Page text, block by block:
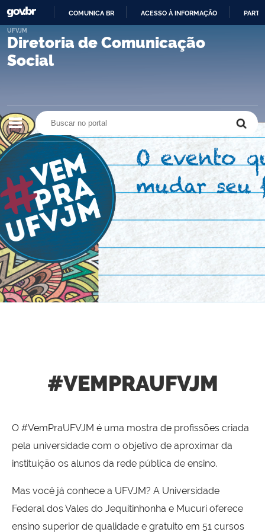
PARA
COMUNICA BR ACESSO À INFORMAÇÃO
Diretoria de Comunicação
Social
UFVJM
#VEMPRAUFVJM
O #VemPraUFVJM é uma mostra de profissões criada
pela universidade com o objetivo de aproximar da
instituição os alunos da rede pública de ensino.
Mas você já conhece a UFVJM? A Universidade
Federal dos Vales do Jequitinhonha e Mucuri oferece
ensino superior de qualidade e gratuito em 51 cursos